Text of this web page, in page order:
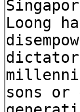
Loong
dictator
sons or